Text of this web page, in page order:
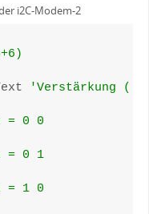
i2C-Modem-2
'Verstärkung
= 0 0
= 0 1
= 1 0